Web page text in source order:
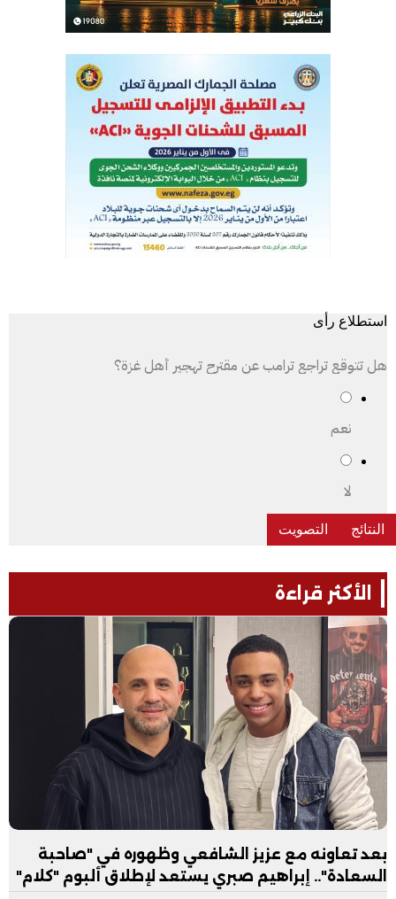
استطلاع رأى
هل تتوقع تراجع ترامب عن مقترح تهجير أهل غزة؟
نعم
لا
الأكثر قراءة
بعد تعاونه مع عزيز الشافعي وظهوره في "صاحبة
السعادة".. إبراهيم صبري يستعد لإطلاق ألبوم "كلام"